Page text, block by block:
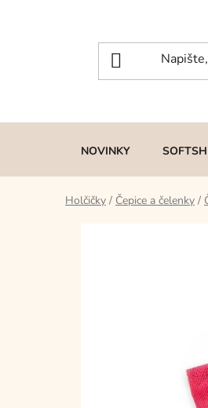
NOVINKY
Holčičky / Čepice a čelenky /